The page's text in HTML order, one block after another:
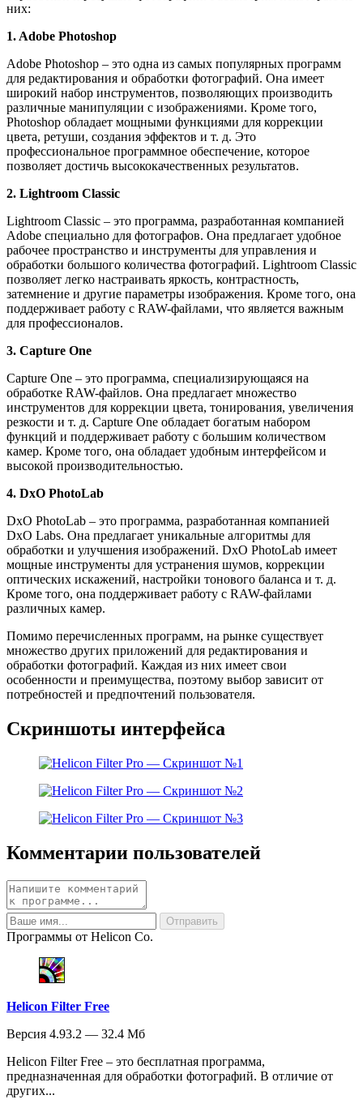
них:
1. Adobe Photoshop
Adobe Photoshop – это одна из самых популярных программ
для редактирования и обработки фотографий. Она имеет
широкий набор инструментов, позволяющих производить
различные манипуляции с изображениями. Кроме того,
Photoshop обладает мощными функциями для коррекции
цвета, ретуши, создания эффектов и т. д. Это
профессиональное программное обеспечение, которое
позволяет достичь высококачественных результатов.
2. Lightroom Classic
Lightroom Classic – это программа, разработанная компанией
Adobe специально для фотографов. Она предлагает удобное
рабочее пространство и инструменты для управления и
обработки большого количества фотографий. Lightroom Classic
позволяет легко настраивать яркость, контрастность,
затемнение и другие параметры изображения. Кроме того, она
поддерживает работу с RAW-файлами, что является важным
для профессионалов.
3. Capture One
Capture One – это программа, специализирующаяся на
обработке RAW-файлов. Она предлагает множество
инструментов для коррекции цвета, тонирования, увеличения
резкости и т. д. Capture One обладает богатым набором
функций и поддерживает работу с большим количеством
камер. Кроме того, она обладает удобным интерфейсом и
высокой производительностью.
4. DxO PhotoLab
DxO PhotoLab – это программа, разработанная компанией
DxO Labs. Она предлагает уникальные алгоритмы для
обработки и улучшения изображений. DxO PhotoLab имеет
мощные инструменты для устранения шумов, коррекции
оптических искажений, настройки тонового баланса и т. д.
Кроме того, она поддерживает работу с RAW-файлами
различных камер.
Помимо перечисленных программ, на рынке существует
множество других приложений для редактирования и
обработки фотографий. Каждая из них имеет свои
особенности и преимущества, поэтому выбор зависит от
потребностей и предпочтений пользователя.
Скриншоты интерфейса
Комментарии пользователей
Программы от Helicon Co.
Helicon Filter Free
Версия 4.93.2 — 32.4 Мб
Helicon Filter Free – это бесплатная программа,
предназначенная для обработки фотографий. В отличие от
других...